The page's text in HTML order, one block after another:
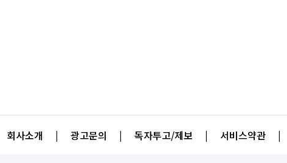
회사소개 | 광고문의 | 독자투고/제보 | 서비스약관 |